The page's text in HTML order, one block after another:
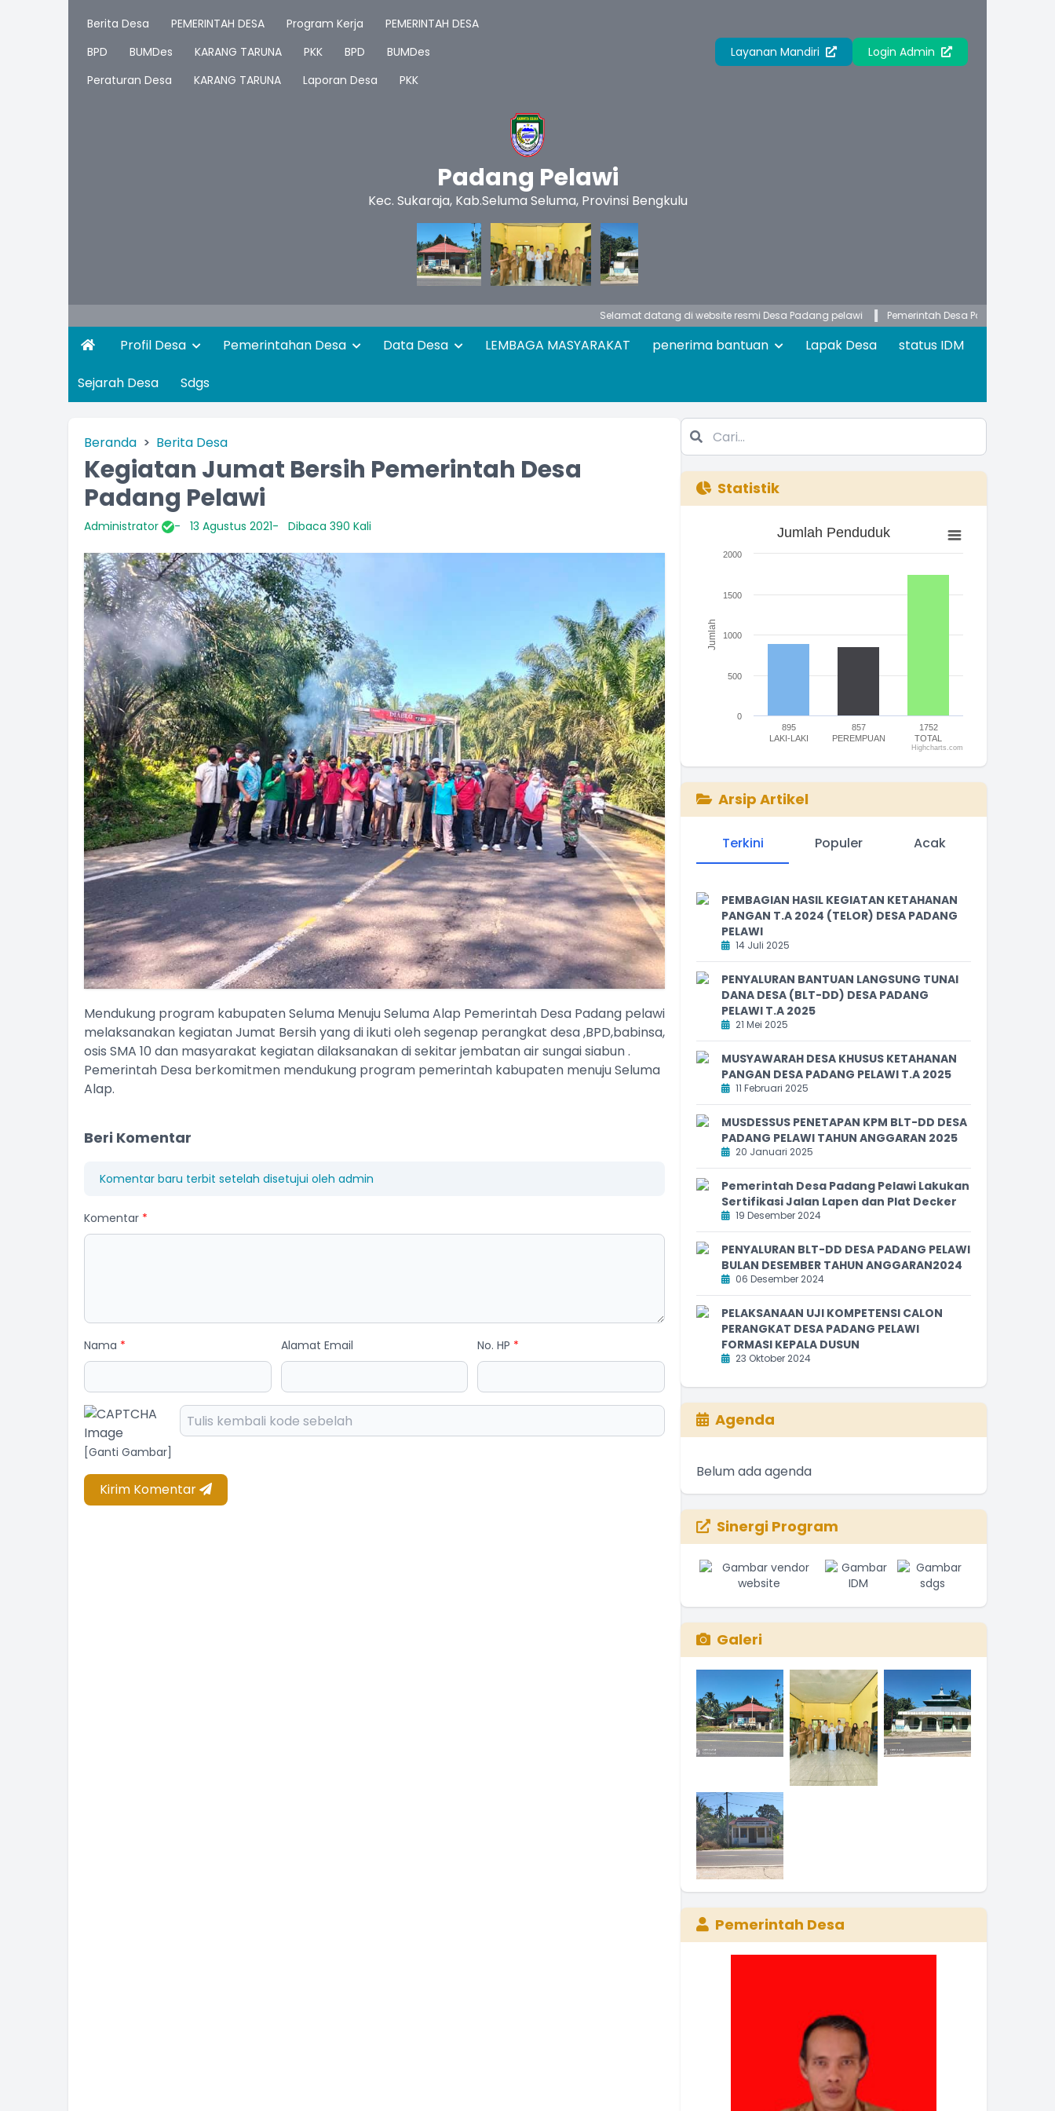
Berita Desa PEMERINTAH DESA Program Kerja
PEMERINTAH DESA
BPD
BUMDes KARANG TARUNA PKK BPD
BUMDes
Peraturan Desa
KARANG TARUNA Laporan Desa PKK
Layanan Mandiri Login Admin
Padang Pelawi
Kec. Sukaraja, Kab.Seluma Seluma, Provinsi Bengkulu
Selamat datang di website resmi Desa Padang pelawi Pemerintah Desa Padang Pelawi membuka
Profil Desa Pemerintahan Desa Data Desa LEMBAGA MASYARAKAT penerima bantuan Lapak Desa status IDM
Sejarah Desa Sdgs
Beranda Berita Desa
Kegiatan Jumat Bersih Pemerintah Desa
Padang Pelawi
Administrator 13 Agustus 2021 Dibaca 390 Kali
Mendukung program kabupaten Seluma Menuju Seluma Alap Pemerintah Desa Padang pelawi
melaksanakan kegiatan Jumat Bersih yang di ikuti oleh segenap perangkat desa ,BPD,babinsa,
osis SMA 10 dan masyarakat kegiatan dilaksanakan di sekitar jembatan air sungai siabun .
Pemerintah Desa berkomitmen mendukung program pemerintah kabupaten menuju Seluma
Alap.
Beri Komentar
Komentar baru terbit setelah disetujui oleh admin
Komentar *
Nama * Alamat Email No. HP *
[Ganti Gambar]
Kirim Komentar
Statistik
Jumlah Penduduk
The chart has 1 X axis displaying categories.
Jumlah
Jumlah Penduduk
895
LAKI-LAKI
857
PEREMPUAN
1752
TOTAL
0
500
1000
1500
2000
Highcharts.com
Arsip Artikel
Terkini Populer Acak
PEMBAGIAN HASIL KEGIATAN KETAHANAN
PANGAN T.A 2024 (TELOR) DESA PADANG
PELAWI
14 Juli 2025
PENYALURAN BANTUAN LANGSUNG TUNAI
DANA DESA (BLT-DD) DESA PADANG
PELAWI T.A 2025
21 Mei 2025
MUSYAWARAH DESA KHUSUS KETAHANAN
PANGAN DESA PADANG PELAWI T.A 2025
11 Februari 2025
MUSDESSUS PENETAPAN KPM BLT-DD DESA
PADANG PELAWI TAHUN ANGGARAN 2025
20 Januari 2025
Pemerintah Desa Padang Pelawi Lakukan
Sertifikasi Jalan Lapen dan Plat Decker
19 Desember 2024
PENYALURAN BLT-DD DESA PADANG PELAWI
BULAN DESEMBER TAHUN ANGGARAN2024
06 Desember 2024
PELAKSANAAN UJI KOMPETENSI CALON
PERANGKAT DESA PADANG PELAWI
FORMASI KEPALA DUSUN
23 Oktober 2024
Agenda
Belum ada agenda
Sinergi Program
Galeri
Pemerintah Desa